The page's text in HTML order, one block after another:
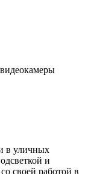
в уличных
и
своей работой в